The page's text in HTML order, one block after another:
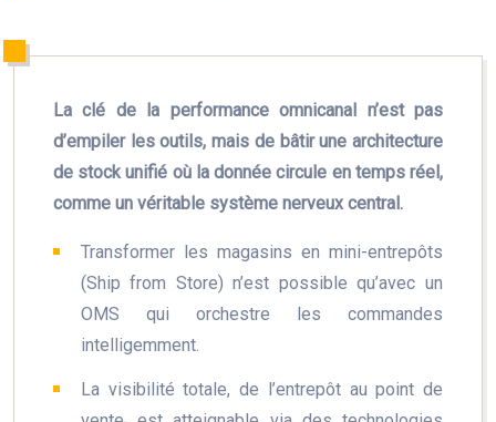
La clé de la performance omnicanal n’est pas
d’empiler les outils, mais de bâtir une architecture
de stock unifié où la donnée circule en temps réel,
comme un véritable système nerveux central.
Transformer les magasins en mini-entrepôts
(Ship from Store) n’est possible qu’avec un
OMS qui orchestre les commandes
intelligemment.
La visibilité totale, de l’entrepôt au point de